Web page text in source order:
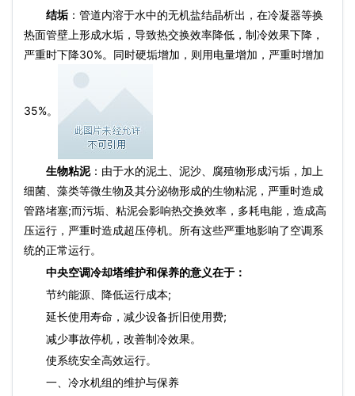
结垢 ：管道内溶于水中的无机盐结晶析出，在冷凝器等换
热面管壁上形成水垢，导致热交换效率降低，制冷效果下降，
严重时下降30%。同时硬垢增加，则用电量增加，严重时增加
35%。
生物粘泥：由于水的泥土、泥沙、腐殖物形成污垢，加上
细菌、藻类等微生物及其分泌物形成的生物粘泥，严重时造成
管路堵塞;而污垢、粘泥会影响热交换效率，多耗电能，造成高
压运行，严重时造成超压停机。所有这些严重地影响了空调系
统的正常运行。
中央空调冷却塔维护和保养的意义在于：
节约能源、降低运行成本;
延长使用寿命，减少设备折旧使用费;
减少事故停机，改善制冷效果。
使系统安全高效运行。
一、冷水机组的维护与保养